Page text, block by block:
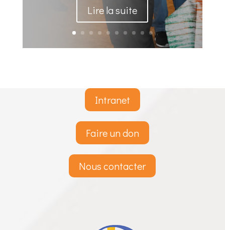
Lire la suite
Intranet
Faire un don
Nous contacter